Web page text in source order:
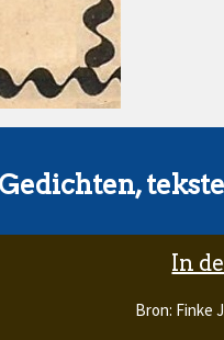
In
Bron: Finke